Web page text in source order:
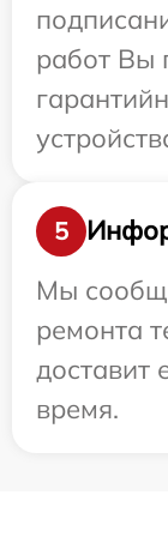
работ Вы
5
Мы
ремонта
доставит
время.